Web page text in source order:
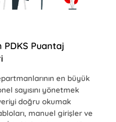
PDKS Puantaj
en büyük
sayısını yönetmek
doğru okumak
manuel girişler ve